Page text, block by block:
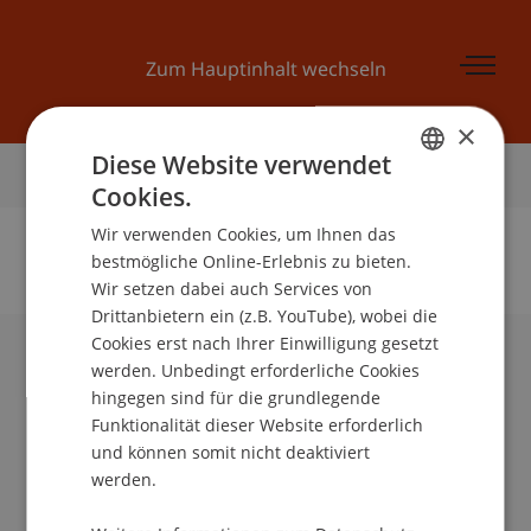
Zum Hauptinhalt wechseln
Startseite
Keine Daten zu dieser Person gefunden
Universität Liechtenstein
Fürst-Franz-Josef-Strasse
9490 Vaduz
Liechtenstein
info@uni.li
×
Diese Website verwendet
Cookies.
Wir verwenden Cookies, um Ihnen das
bestmögliche Online-Erlebnis zu bieten.
Wir setzen dabei auch Services von
Drittanbietern ein (z.B. YouTube), wobei die
Cookies erst nach Ihrer Einwilligung gesetzt
werden. Unbedingt erforderliche Cookies
hingegen sind für die grundlegende
Funktionalität dieser Website erforderlich
und können somit nicht deaktiviert
werden.